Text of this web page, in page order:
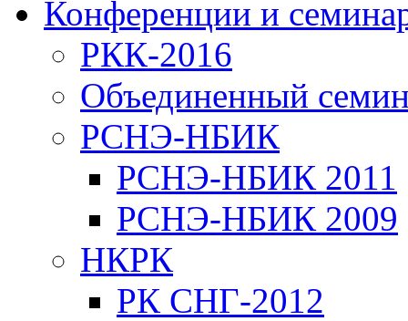
Конференции и
РКК-2016
Объединенный
РСНЭ-НБИК
РСНЭ-НБИК 2011
РСНЭ-НБИК 2009
НКРК
РК СНГ-2012